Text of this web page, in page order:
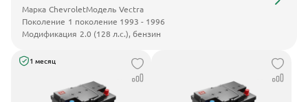
Марка ChevroletМодель Vectra
Поколение 1 поколение 1993 - 1996
Модификация 2.0 (128 л.с.), бензин
1 месяц